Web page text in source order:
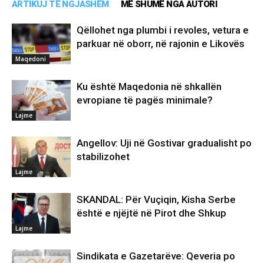
ARTIKUJ TË NGJASHËM MË SHUMË NGA AUTORI
Maqedoni
Qëllohet nga plumbi i revoles, vetura e
parkuar në oborr, në rajonin e Likovës
Lajme
Ku është Maqedonia në shkallën
evropiane të pagës minimale?
Lajme
Angellov: Uji në Gostivar gradualisht po
stabilizohet
Lajme
SKANDAL: Për Vuçiqin, Kisha Serbe
është e njëjtë në Pirot dhe Shkup
Sindikata e Gazetarëve: Qeveria po